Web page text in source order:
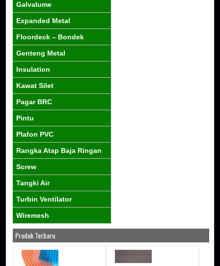
Galvalume
Expanded Metal
Floordeck – Bondek
Genteng Metal
Insulation
Kawat Silet
Pagar BRC
Pintu
Plafon PVC
Rangka Atap Baja Ringan
Screw
Tangki Air
Turbin Ventilator
Wiremesh
Produk Terbaru